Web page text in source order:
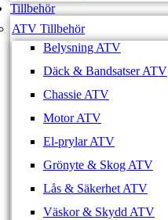
Tillbehör
ATV Tillbehör
Belysning ATV
Däck & Bandsatser ATV
Chassie ATV
Motor ATV
El-prylar ATV
Grönyte & Skog ATV
Lås & Säkerhet ATV
Väskor & Skydd ATV